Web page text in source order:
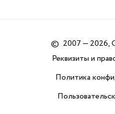
© 2007 —
Реквизиты и
Политика